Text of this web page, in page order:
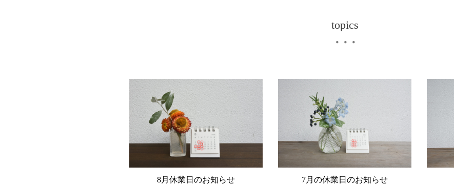
topics
・・・
8月休業日のお知らせ 7月の休業日のお知らせ